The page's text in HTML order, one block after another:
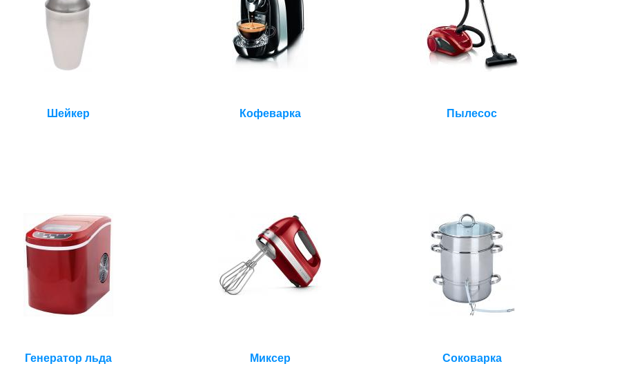
Шейкер Кофеварка Пылесос
Генератор льда Миксер Соковарка